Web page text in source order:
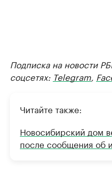
Подписка на новости
соцсетях: Telegram,
Читайте также:
Новосибирский дом
после сообщения об